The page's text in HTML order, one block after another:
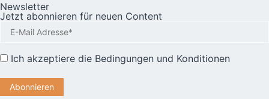
Newsletter
Jetzt abonnieren für neuen Content
Ich akzeptiere die Bedingungen und Konditionen